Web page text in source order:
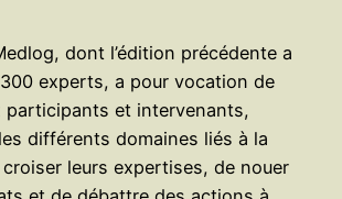
dont l’édition précédente a
experts, a pour vocation de
participants et intervenants,
différents domaines liés à la
leurs expertises, de nouer